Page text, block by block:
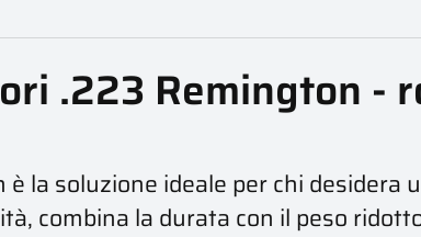
.223 Remington -
la soluzione ideale per chi desidera
combina la durata con il peso